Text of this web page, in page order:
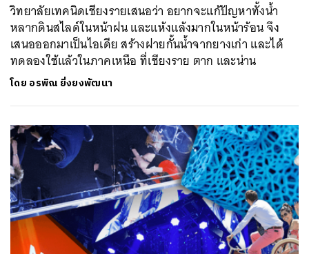
วิทยาลัยเทคนิดเชียงรายเสนอว่า อยากจะแก้ปัญหาทั้งน้ำ
หลากดินสไลด์ในหน้าฝน และแห้งแล้งมากในหน้าร้อน จึง
เสนอออกมาเป็นไอเดีย สร้างฝายกั้นน้ำจากยางเก่า และได้
ทดลองใช้แล้วในภาคเหนือ ที่เชียงราย ตาก และน่าน
โดย อรพิณ ยิ่งยงพัฒนา